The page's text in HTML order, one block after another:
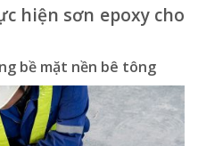
hiện sơn epoxy cho
bề mặt nền bê tông